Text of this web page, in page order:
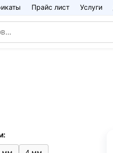
Прайс лист Услуги